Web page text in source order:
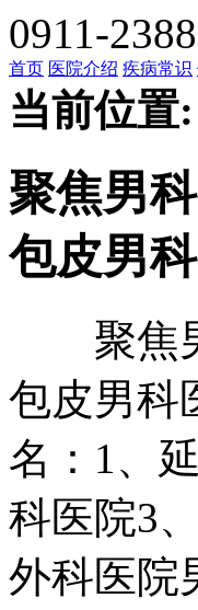
0911-
首页 医院介绍 疾病常识
当前位置:
聚焦男
包皮男
聚焦男
包皮男科
名：1、
科医院3
外科医院